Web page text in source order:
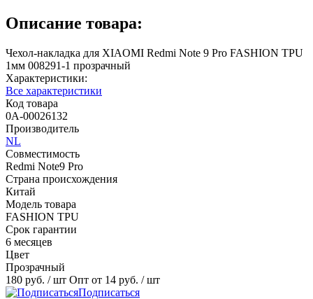
Описание товара:
Чехол-накладка для XIAOMI Redmi Note 9 Pro FASHION TPU
1мм 008291-1 прозрачный
Характеристики:
Все характеристики
Код товара
0А-00026132
Производитель
NL
Совместимость
Redmi Note9 Pro
Страна происхождения
Китай
Модель товара
FASHION TPU
Срок гарантии
6 месяцев
Цвет
Прозрачный
180 руб. / шт Опт от 14 руб. / шт
Подписаться